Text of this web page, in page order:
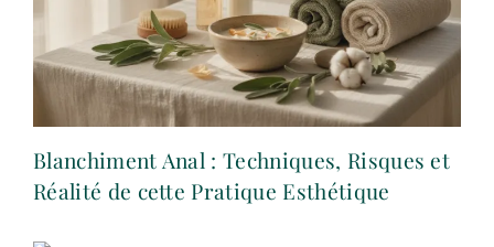
Blanchiment Anal : Techniques, Risques et
Réalité de cette Pratique Esthétique